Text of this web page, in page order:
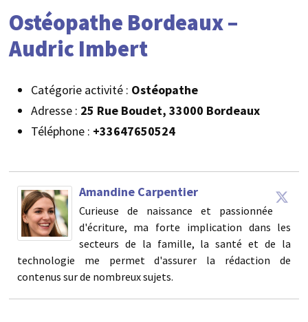
Ostéopathe Bordeaux –
Audric Imbert
Catégorie activité : Ostéopathe
Adresse : 25 Rue Boudet, 33000 Bordeaux
Téléphone : +33647650524
Amandine Carpentier
Curieuse de naissance et passionnée
d'écriture, ma forte implication dans les
secteurs de la famille, la santé et de la
technologie me permet d'assurer la rédaction de
contenus sur de nombreux sujets.